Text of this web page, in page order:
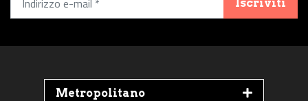
Iscriviti
Metropolitano